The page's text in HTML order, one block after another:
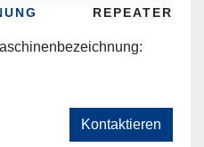
REPEATER
Kontaktieren